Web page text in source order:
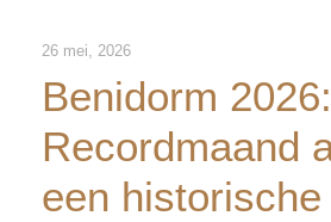
26 mei, 2026
Benidorm 2026:
Recordmaand
een